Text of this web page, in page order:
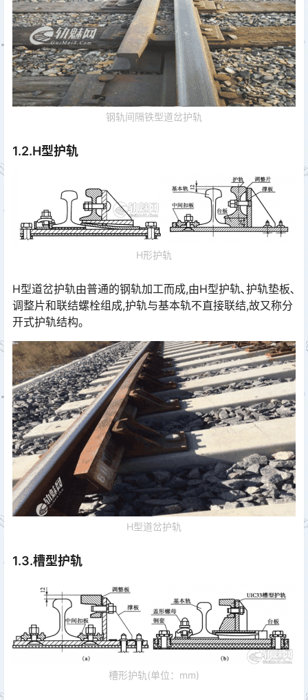
钢轨间隔铁型道岔护轨
1.2.H型护轨
H形护轨
H型道岔护轨由普通的钢轨加工而成,由H型护轨､护轨垫板､
调整片和联结螺栓组成,护轨与基本轨不直接联结,故又称分
开式护轨结构｡
H型道岔护轨
1.3.槽型护轨
槽形护轨(单位：mm)